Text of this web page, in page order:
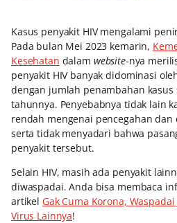
Kasus penyakit HIV mengalami
Pada bulan Mei 2023 kemarin,
Kesehatan dalam website-nya
penyakit HIV banyak didominasi
dengan jumlah penambahan kasus
tahunnya. Penyebabnya tidak lain
rendah mengenai pencegahan dan
serta tidak menyadari bahwa
penyakit tersebut.
Selain HIV, masih ada penyakit
diwaspadai. Anda bisa membaca
artikel Gak Cuma Korona,
Virus Lainnya!